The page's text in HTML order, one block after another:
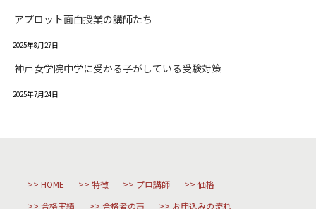
アプロット面白授業の講師たち
2025年8月27日
神戸女学院中学に受かる子がしている受験対策
2025年7月24日
HOME 特徴 プロ講師
価格
合格実績
合格者の声 お申込みの流れ